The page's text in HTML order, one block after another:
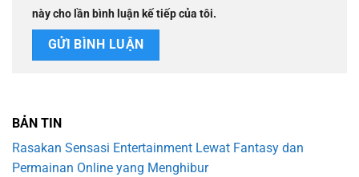
này cho lần bình luận kế tiếp của tôi.
BẢN TIN
Rasakan Sensasi Entertainment Lewat Fantasy dan
Permainan Online yang Menghibur